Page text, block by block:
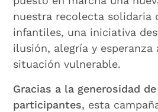
nuestra recolecta solidaria
infantiles, una iniciativa
ilusión, alegría y esperanza
situación vulnerable.
Gracias a la generosidad
participantes, esta